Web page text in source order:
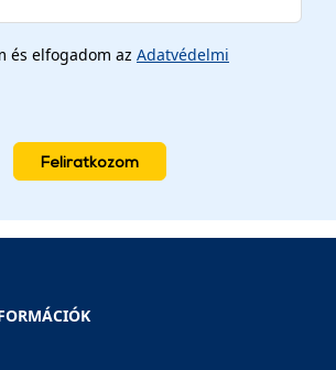
és elfogadom az Adatvédelmi
Feliratkozom